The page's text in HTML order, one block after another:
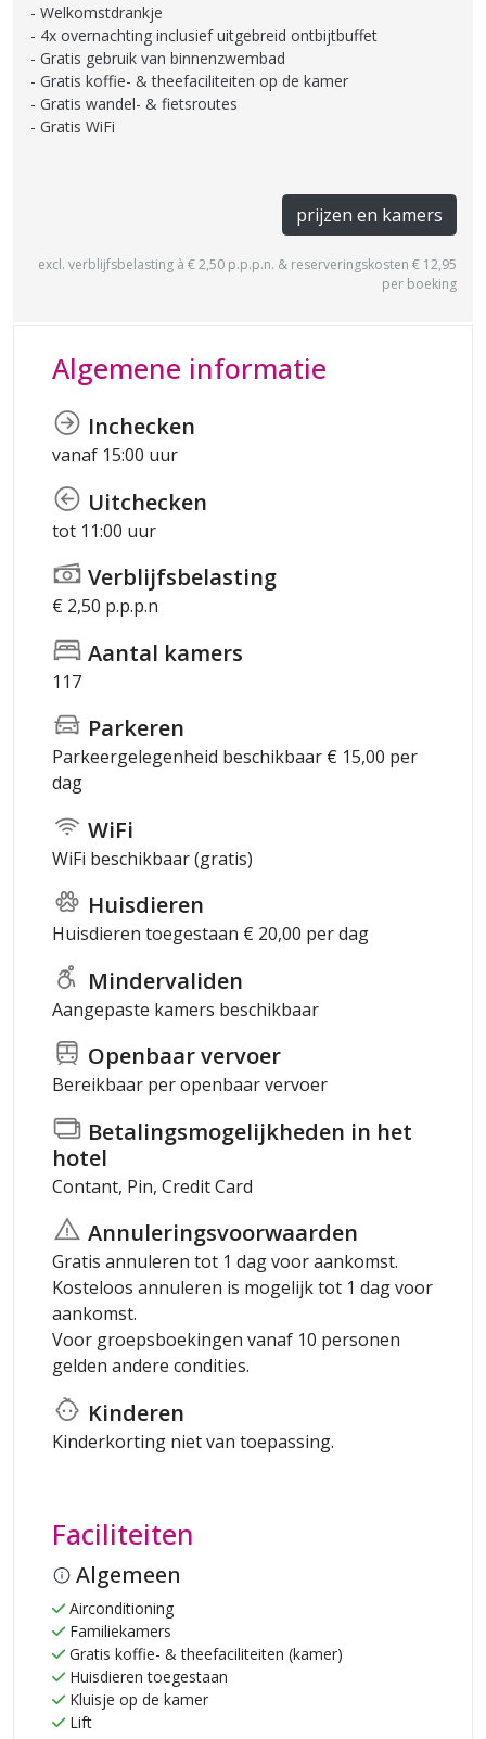
Welkomstdrankje
4x overnachting inclusief uitgebreid ontbijtbuffet
Gratis gebruik van binnenzwembad
Gratis koffie- & theefaciliteiten op de kamer
Gratis wandel- & fietsroutes
Gratis WiFi
prijzen en kamers
excl. verblijfsbelasting à € 2,50 p.p.p.n. & reserveringskosten € 12,95
per boeking
Algemene informatie
Inchecken
vanaf 15:00 uur
Uitchecken
tot 11:00 uur
Verblijfsbelasting
€ 2,50 p.p.p.n
Aantal kamers
117
Parkeren
Parkeergelegenheid beschikbaar € 15,00 per
dag
WiFi
WiFi beschikbaar (gratis)
Huisdieren
Huisdieren toegestaan € 20,00 per dag
Mindervaliden
Aangepaste kamers beschikbaar
Openbaar vervoer
Bereikbaar per openbaar vervoer
Betalingsmogelijkheden in het
hotel
Contant, Pin, Credit Card
Annuleringsvoorwaarden
Gratis annuleren tot 1 dag voor aankomst.
Kosteloos annuleren is mogelijk tot 1 dag voor
aankomst.
Voor groepsboekingen vanaf 10 personen
gelden andere condities.
Kinderen
Kinderkorting niet van toepassing.
Faciliteiten
Algemeen
Airconditioning
Familiekamers
Gratis koffie- & theefaciliteiten (kamer)
Huisdieren toegestaan
Kluisje op de kamer
Lift